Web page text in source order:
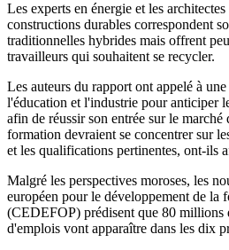
Les experts en énergie et les
constructions durables correspondent
traditionnelles hybrides mais offrent
travailleurs qui souhaitent se recycler.
Les auteurs du rapport ont appelé à
l'éducation et l'industrie pour anticiper
afin de réussir son entrée sur le
formation devraient se concentrer sur
et les qualifications pertinentes, ont-ils
Malgré les perspectives moroses, les
européen pour le développement de la
(CEDEFOP) prédisent que 80 millions
d'emplois vont apparaître dans les dix